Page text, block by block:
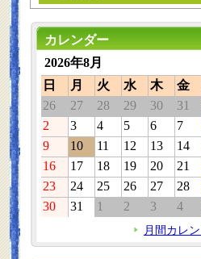
カレンダー
2026年8月
日
月 火 水 木 金
26
27 28 29 30 31
2
3 4 5 6 7
9
10 11 12 13 14
16
17 18 19 20 21
23
24 25 26 27 28
30
31 1 2 3 4
月間カレ